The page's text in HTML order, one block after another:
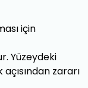
için
Yüzeydeki
zararı